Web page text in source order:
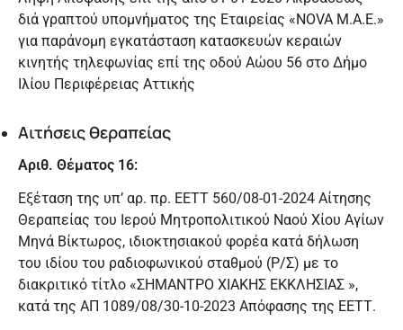
διά γραπτού υπομνήματος της Εταιρείας «NOVA Μ.Α.Ε.»
για παράνομη εγκατάσταση κατασκευών κεραιών
κινητής τηλεφωνίας επί της οδού Αώου 56 στο Δήμο
Ιλίου Περιφέρειας Αττικής
Αιτήσεις θεραπείας
Αριθ. Θέματος 16:
Εξέταση της υπ’ αρ. πρ. ΕΕΤΤ 560/08-01-2024 Αίτησης
Θεραπείας του Ιερού Μητροπολιτικού Ναού Χίου Αγίων
Μηνά Βίκτωρος, ιδιοκτησιακού φορέα κατά δήλωση
του ιδίου του ραδιοφωνικού σταθμού (Ρ/Σ) με το
διακριτικό τίτλο «ΣΗΜΑΝΤΡΟ ΧΙΑΚΗΣ ΕΚΚΛΗΣΙΑΣ »,
κατά της ΑΠ 1089/08/30-10-2023 Απόφασης της ΕΕΤΤ.